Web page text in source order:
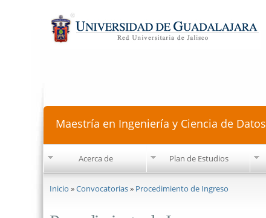
Maestría en Ingeniería y Ciencia de Datos
Acerca de Plan de Estudios
Inicio »Convocatorias» Procedimiento de Ingreso